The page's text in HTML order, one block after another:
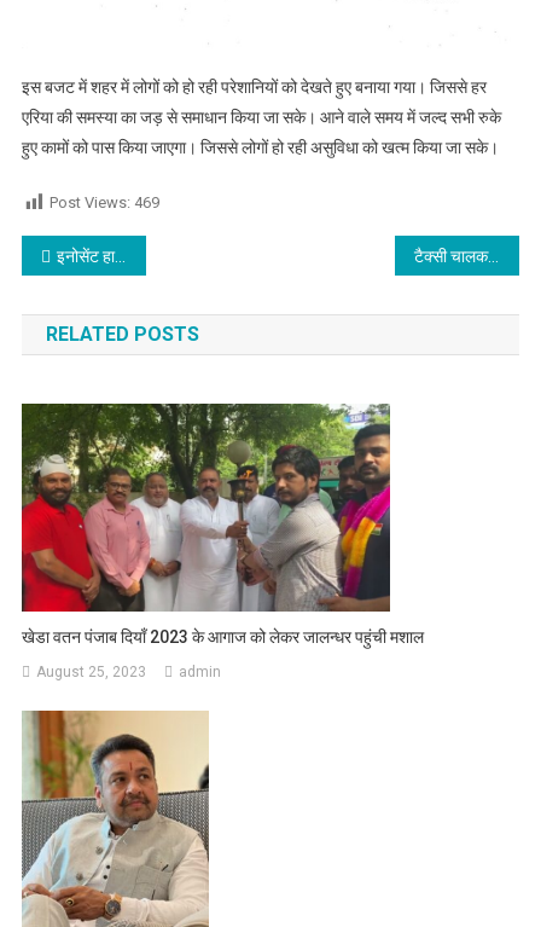
इस बजट में शहर में लोगों को हो रही परेशानियों को देखते हुए बनाया गया। जिससे हर
एरिया की समस्या का जड़ से समाधान किया जा सके। आने वाले समय में जल्द सभी रुके
हुए कामों को पास किया जाएगा। जिससे लोगों हो रही असुविधा को खत्म किया जा सके।
Post Views: 469
Post navigation
इनोसेंट हार्ट्स ग्रुप ऑफ़ इंस्टीट्यूशंस के स्कूल ऑफ़ मैनेजमेंट के छात्रों ने एपी रिफाइनरी प्राइवेट लिमिटेड में प्राप्त की उद्योग संबंधी जानकारी,पढ़े टैक्सी चालक अपनी कार में जिन सवारियों को जालंधर लेकर आया वह कर गए यह बड़ा कांड, देखें वीडियो
RELATED POSTS
खेडा वतन पंजाब दियाँ 2023 के आगाज को लेकर जालन्धर पहुंची मशाल
August 25, 2023 admin